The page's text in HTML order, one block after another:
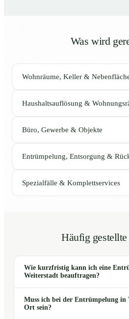
Was wird
Wohnräume, Keller &
Haushaltsauflösung &
Büro, Gewerbe & Objekte
Entrümpelung, Entsorgung &
Spezialfälle & Komplettservices
Häufig gestellte
Wie kurzfristig kann ich eine
Weiterstadt beauftragen?
Muss ich bei der Entrümpelung in
Ort sein?